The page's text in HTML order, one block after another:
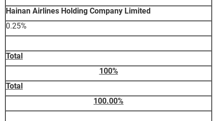
Hainan Airlines Holding Company Limited
0.25%
Total
100%
Total
100.00%